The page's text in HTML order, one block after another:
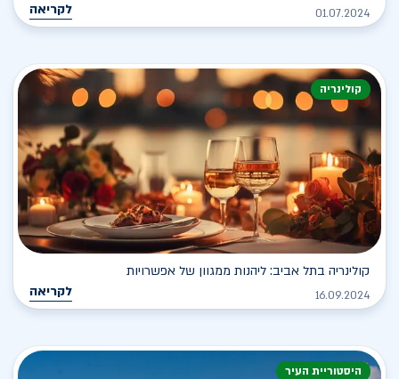
01.07.2024 לקריאה
קולינריה
קולינריה בתל אביב: ליהנות ממגוון של אפשרויות
16.09.2024 לקריאה
היסטוריית העיר